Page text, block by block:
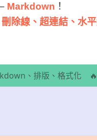
Markdown ！
除線、超連結、水
排版你的發文
、排版 、格式化